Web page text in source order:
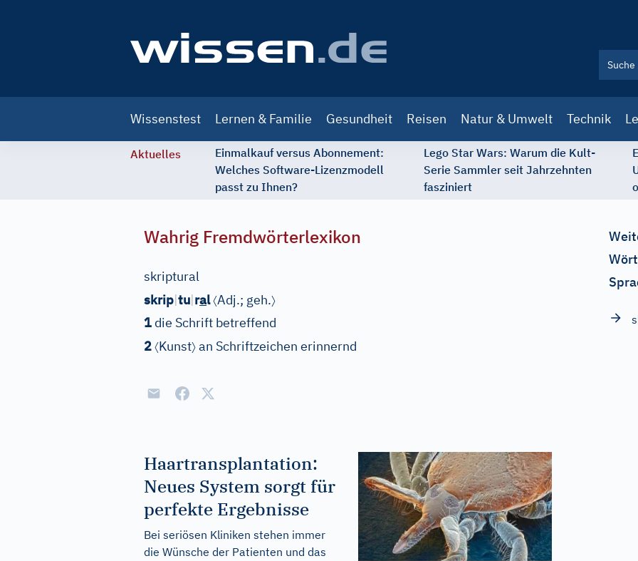
navigation
Wissenstest Lernen & Familie Gesundheit Reisen Natur & Umwelt Technik
Aktuelles
Einmalkauf versus Abonnement:
Welches Software-Lizenzmodell
passt zu Ihnen?
Lego Star Wars: Warum die Kult-
Serie Sammler seit Jahrzehnten
fasziniert
Wahrig Fremdwörterlexikon
skriptural
skrip|tu|ral〈Adj.; geh.〉
1 die Schrift betreffend
2〈Kunst〉an Schriftzeichen erinnernd
Haartransplantation:
Neues System sorgt für
perfekte Ergebnisse
Bei seriösen Kliniken stehen immer
die Wünsche der Patienten und das